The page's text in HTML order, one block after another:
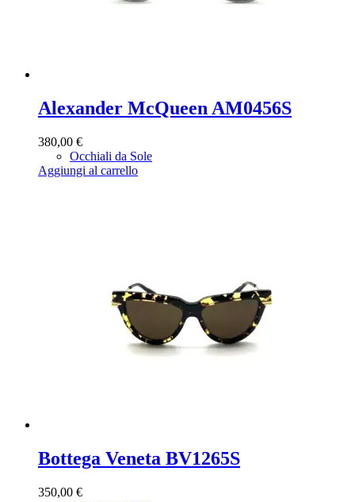
Alexander McQueen AM0456S
380,00 €
Occhiali da Sole
Aggiungi al carrello
Bottega Veneta BV1265S
350,00 €